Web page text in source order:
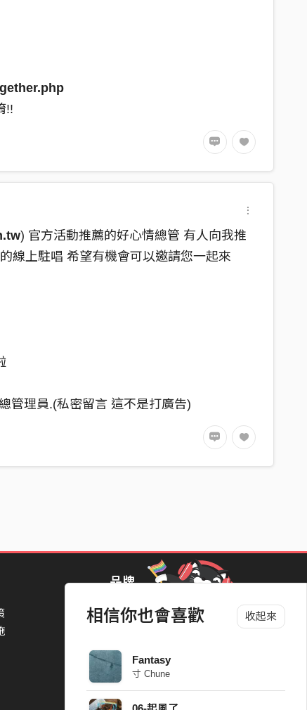
相信你也會喜歡 收起來
Fantasy
寸 Chune
!!
) 官方活動推薦的好心情總管 有人向我推
線上駐唱 希望有機會可以邀請您一起來
管理員.(私密留言 這不是打廣告)
品牌
StreetVoice Awards 街聲音樂獎
Blow 吹音樂
Packer 派歌
SimpleLife 簡單生活節
ParkPark Carnival